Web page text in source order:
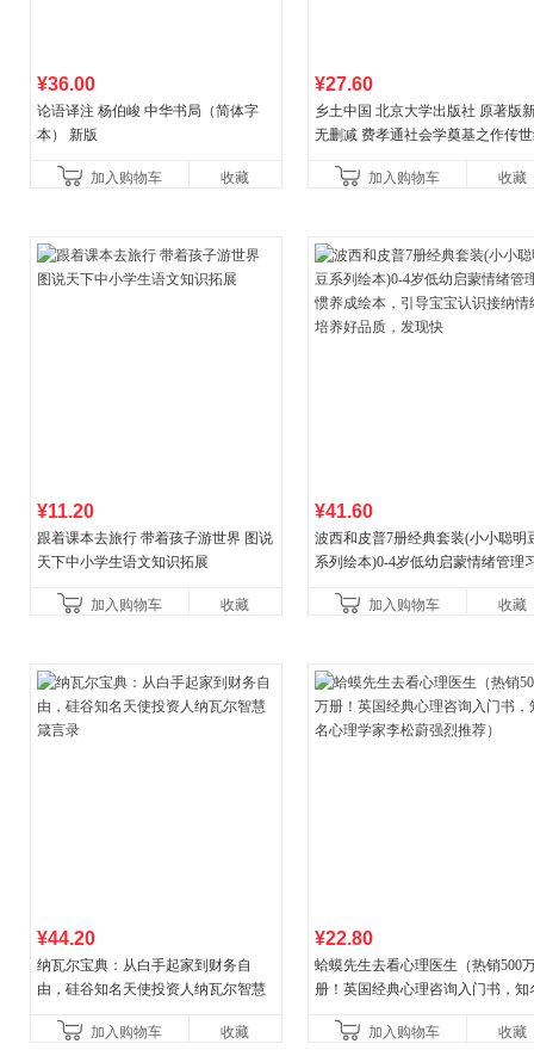
¥36.00
论语译注 杨伯峻 中华书局（简体字
本） 新版
加入购物车 收藏
¥27.60
乡土中国 北京大学出版社 原著版
无删减 费孝通社会学奠基之作传
加入购物车 收藏
¥11.20
跟着课本去旅行 带着孩子游世界 图说
天下中小学生语文知识拓展
加入购物车 收藏
¥41.60
波西和皮普7册经典套装(小小聪明
系列绘本)0-4岁低幼启蒙情绪管理
养好品质，发现快
加入购物车 收藏
¥44.20
纳瓦尔宝典：从白手起家到财务自
由，硅谷知名天使投资人纳瓦尔智慧
加入购物车
收藏
¥22.80
蛤蟆先生去看心理医生（热销500
册！英国经典心理咨询入门书，知
加入购物车
收藏